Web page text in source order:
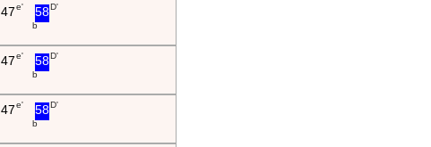
47e' 58D'
b
47e' 58D'
b
47e' 58D'
b